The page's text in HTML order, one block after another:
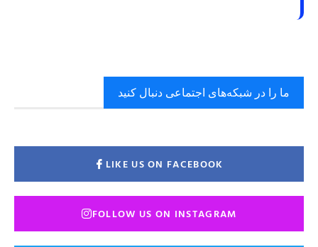
ما را در شبکه‌های اجتماعی دنبال کنید
LIKE US ON FACEBOOK
FOLLOW US ON INSTAGRAM